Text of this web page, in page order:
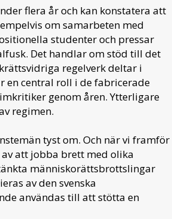
flera år och kan konstatera att
om samarbeten med
studenter och pressar
Det handlar om stöd till det
regelverk deltar i
en central roll i de fabricerade
genom åren. Ytterligare
regimen.
tyst om. Och när vi framför
att jobba brett med olika
människorättsbrottslingar
av den svenska
användas till att stötta en